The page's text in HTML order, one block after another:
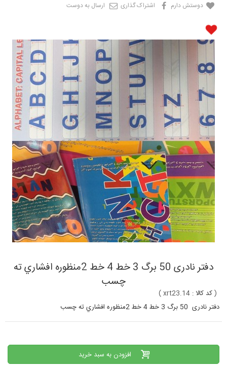
دوستش دارم اشتراک گذاری ارسال به دوست
دفتر نادری 50 برگ 3 خط 4 خط 2منظوره افشاري ته
چسب
(کد کالا : xrt23.14
)
دفتر نادری 50 برگ 3 خط 4 خط 2منظوره افشاري ته چسب
افزودن به سبد خرید